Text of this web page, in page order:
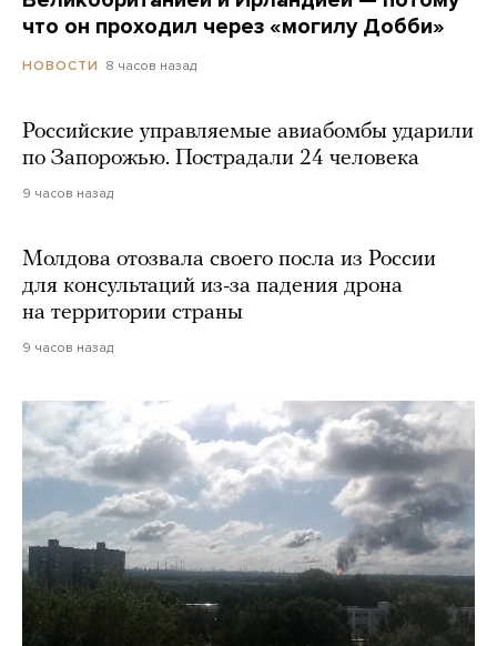
что он проходил через «могилу Добби»
НОВОСТИ 8 часов назад
Российские управляемые авиабомбы ударили
по Запорожью. Пострадали 24 человека
9 часов назад
Молдова отозвала своего посла из России
для консультаций из-за падения дрона
на территории страны
9 часов назад